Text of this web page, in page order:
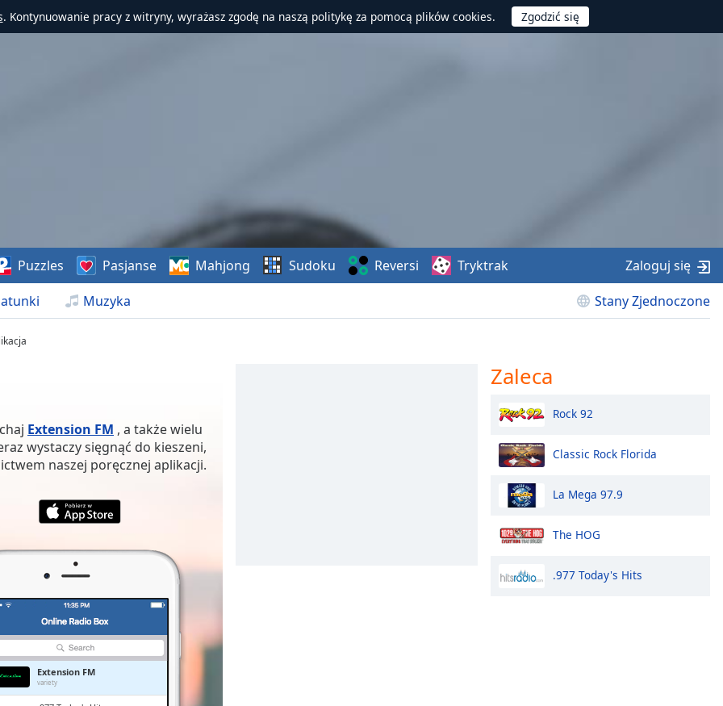
. Kontynuowanie pracy z witryny, wyrażasz zgodę na naszą politykę za pomocą plików cookies.
Muzyka Stany Zjednoczone
Puzzles Pasjanse Mahjong Sudoku Reversi Tryktrak Zaloguj się
Extension FM , a także wielu
wystaczy sięgnąć do kieszeni,
naszej poręcznej aplikacji.
Extension FM
variety
Zaleca
Rock 92
Classic Rock Florida
La Mega 97.9
The HOG
.977 Today's Hits